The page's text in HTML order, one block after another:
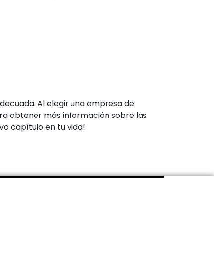
Al elegir una empresa de
obtener más información sobre las
capítulo en tu vida!